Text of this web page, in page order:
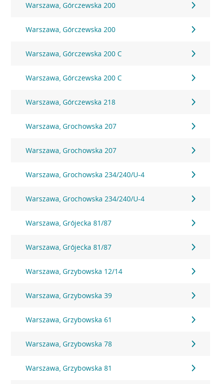
Warszawa, Górczewska 200
Warszawa, Górczewska 200
Warszawa, Górczewska 200 C
Warszawa, Górczewska 200 C
Warszawa, Górczewska 218
Warszawa, Grochowska 207
Warszawa, Grochowska 207
Warszawa, Grochowska 234/240/U-4
Warszawa, Grochowska 234/240/U-4
Warszawa, Grójecka 81/87
Warszawa, Grójecka 81/87
Warszawa, Grzybowska 12/14
Warszawa, Grzybowska 39
Warszawa, Grzybowska 61
Warszawa, Grzybowska 78
Warszawa, Grzybowska 81